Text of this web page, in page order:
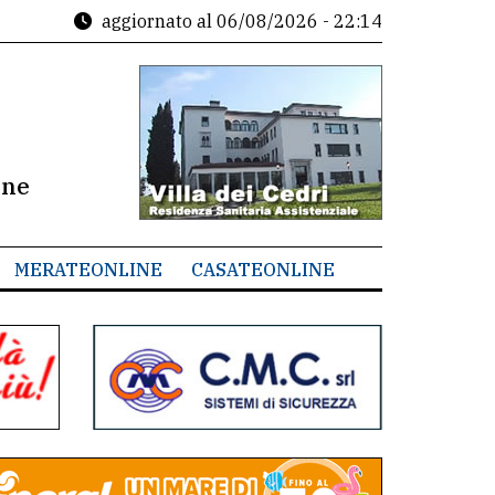
aggiornato al 06/08/2026 - 22:14
MERATEONLINE CASATEONLINE